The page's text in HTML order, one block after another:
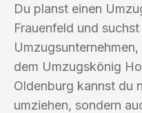
Du planst einen
Frauenfeld und
dem Umzugskönig
Oldenburg kannst du
umziehen, sondern